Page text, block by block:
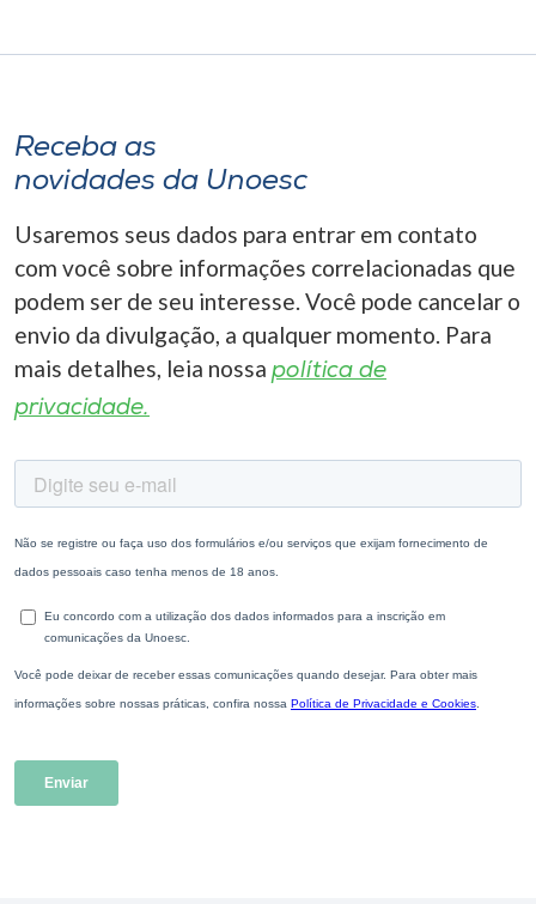
Receba as
novidades da Unoesc
Usaremos seus dados para entrar em contato
com você sobre informações correlacionadas que
podem ser de seu interesse. Você pode cancelar o
envio da divulgação, a qualquer momento. Para
mais detalhes, leia nossa política de
privacidade.